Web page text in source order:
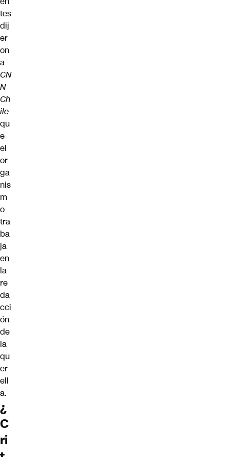
tes
dij
er
on
a
CN
N
Ch
ile
qu
e
el
or
ga
nis
m
o
tra
ba
ja
en
la
re
da
cci
ón
de
la
qu
er
ell
a.
¿
C
ri